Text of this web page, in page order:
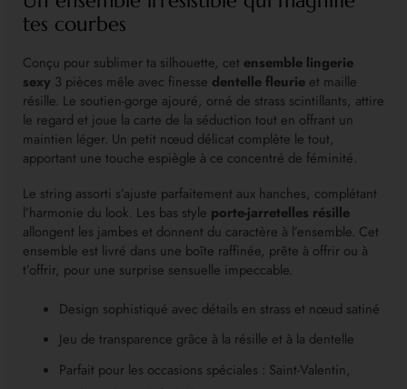
tes courbes
Conçu pour sublimer ta silhouette, cet ensemble lingerie
sexy 3 pièces mêle avec finesse dentelle fleurie et maille
résille. Le soutien-gorge ajouré, orné de strass scintillants, attire
le regard et joue la carte de la séduction tout en offrant un
maintien léger. Un petit nœud délicat complète le tout,
apportant une touche espiègle à ce concentré de féminité.
Le string assorti s’ajuste parfaitement aux hanches, complétant
l’harmonie du look. Les bas style porte-jarretelles résille
allongent les jambes et donnent du caractère à l’ensemble. Cet
ensemble est livré dans une boîte raffinée, prête à offrir ou à
t’offrir, pour une surprise sensuelle impeccable.
Design sophistiqué avec détails en strass et nœud satiné
Jeu de transparence grâce à la résille et à la dentelle
Parfait pour les occasions spéciales : Saint-Valentin,